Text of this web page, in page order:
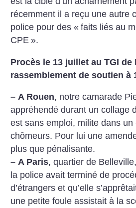
récemment il a reçu une autre
police pour des « faits liés au
CPE ».
Procès le 13 juillet au TGI de
rassemblement de soutien à
– A Rouen, notre camarade
appréhendé durant un collage
est sans emploi, milite dans un
chômeurs. Pour lui une
plus que pénalisante.
– A Paris, quartier de
la police avait terminé de
d’étrangers et qu’elle
une petite foule assistait à la